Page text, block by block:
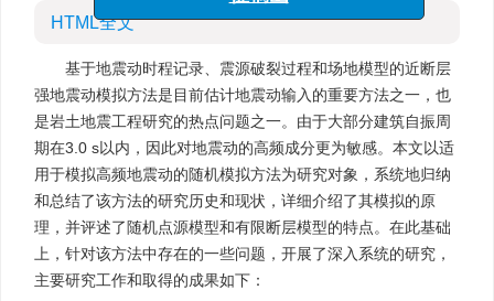
HTML全文
基于地震动时程记录、震源破裂过程和场地模型的近断层
强地震动模拟方法是目前估计地震动输入的重要方法之一，也
是岩土地震工程研究的热点问题之一。由于大部分建筑自振周
期在3.0 s以内，因此对地震动的高频成分更为敏感。本文以适
用于模拟高频地震动的随机模拟方法为研究对象，系统地归纳
和总结了该方法的研究历史和现状，详细介绍了其模拟的原
理，并评述了随机点源模型和有限断层模型的特点。在此基础
上，针对该方法中存在的一些问题，开展了深入系统的研究，
主要研究工作和取得的成果如下：
征稿函